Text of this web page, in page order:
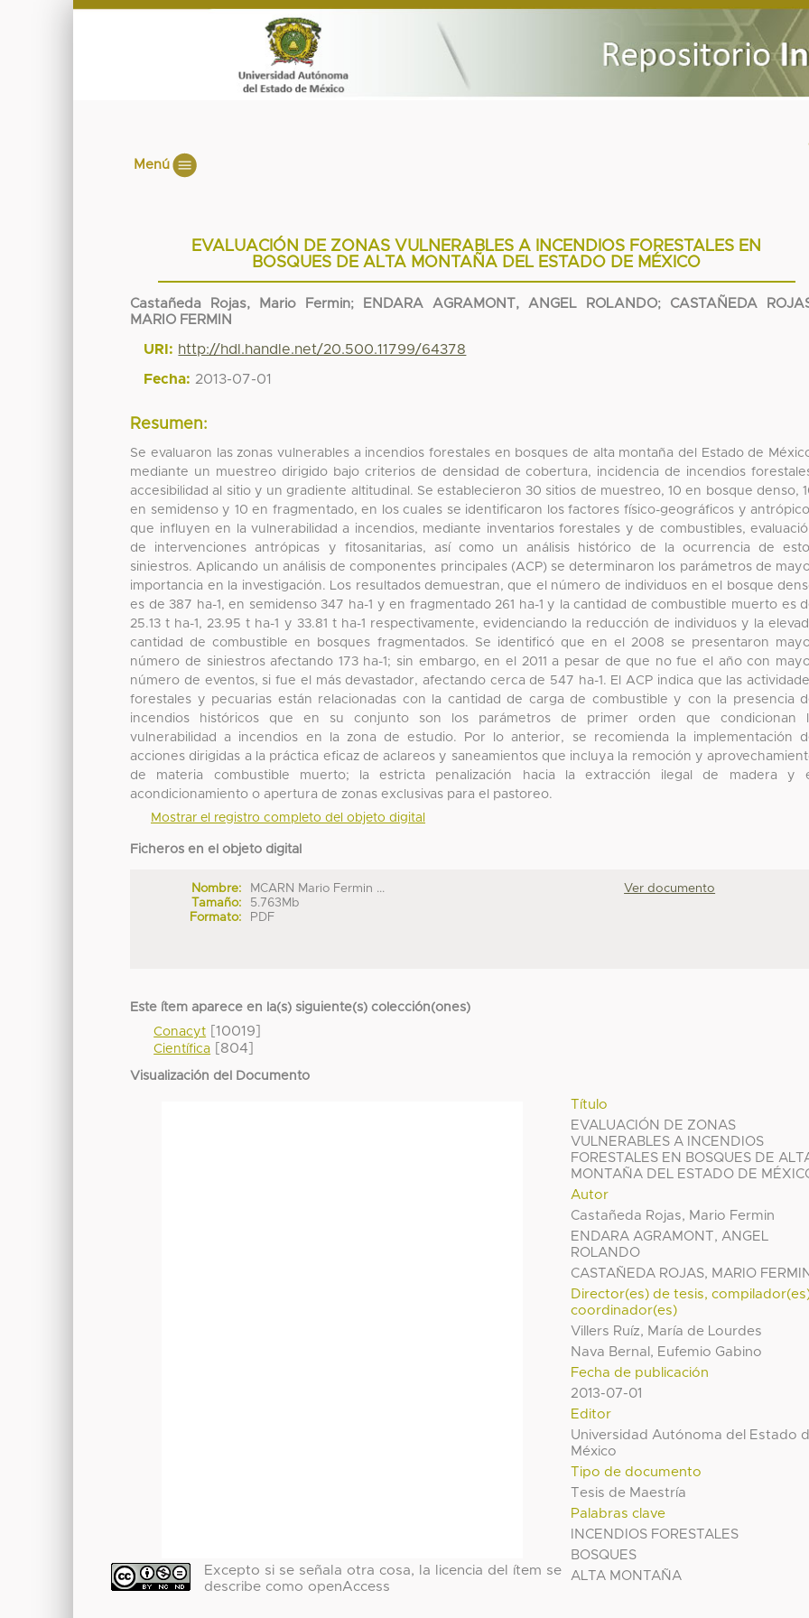
Menú
EVALUACIÓN DE ZONAS VULNERABLES A INCENDIOS FORESTALES EN
BOSQUES DE ALTA MONTAÑA DEL ESTADO DE MÉXICO
Castañeda Rojas, Mario Fermin; ENDARA AGRAMONT, ANGEL ROLANDO; CASTAÑEDA
MARIO FERMIN
URI: http://hdl.handle.net/20.500.11799/64378
Fecha: 2013-07-01
Resumen:
Se evaluaron las zonas vulnerables a incendios forestales en bosques de alta montaña del Estado de
mediante un muestreo dirigido bajo criterios de densidad de cobertura, incidencia de incendios
accesibilidad al sitio y un gradiente altitudinal. Se establecieron 30 sitios de muestreo, 10 en bosque denso,
en semidenso y 10 en fragmentado, en los cuales se identificaron los factores físico-geográficos y
que influyen en la vulnerabilidad a incendios, mediante inventarios forestales y de combustibles,
de intervenciones antrópicas y fitosanitarias, así como un análisis histórico de la ocurrencia de
siniestros. Aplicando un análisis de componentes principales (ACP) se determinaron los parámetros de
importancia en la investigación. Los resultados demuestran, que el número de individuos en el bosque
es de 387 ha-1, en semidenso 347 ha-1 y en fragmentado 261 ha-1 y la cantidad de combustible muerto es
25.13 t ha-1, 23.95 t ha-1 y 33.81 t ha-1 respectivamente, evidenciando la reducción de individuos y la
cantidad de combustible en bosques fragmentados. Se identificó que en el 2008 se presentaron
número de siniestros afectando 173 ha-1; sin embargo, en el 2011 a pesar de que no fue el año con
número de eventos, si fue el más devastador, afectando cerca de 547 ha-1. El ACP indica que las
forestales y pecuarias están relacionadas con la cantidad de carga de combustible y con la presencia
incendios históricos que en su conjunto son los parámetros de primer orden que condicionan
vulnerabilidad a incendios en la zona de estudio. Por lo anterior, se recomienda la implementación
acciones dirigidas a la práctica eficaz de aclareos y saneamientos que incluya la remoción y
de materia combustible muerto; la estricta penalización hacia la extracción ilegal de madera y
acondicionamiento o apertura de zonas exclusivas para el pastoreo.
Mostrar el registro completo del objeto digital
Ficheros en el objeto digital
Nombre:
MCARN Mario Fermin ...
Tamaño:
5.763Mb
Formato:
PDF
Ver documento
Este ítem aparece en la(s) siguiente(s) colección(ones)
Conacyt [10019]
Científica [804]
Visualización del Documento
Título
EVALUACIÓN DE ZONAS
VULNERABLES A INCENDIOS
FORESTALES EN BOSQUES DE
MONTAÑA DEL ESTADO DE
Autor
Castañeda Rojas, Mario Fermin
ENDARA AGRAMONT, ANGEL
ROLANDO
CASTAÑEDA ROJAS, MARIO
Director(es) de tesis,
coordinador(es)
Villers Ruíz, María de Lourdes
Nava Bernal, Eufemio Gabino
Fecha de publicación
2013-07-01
Editor
Universidad Autónoma del Estado
México
Tipo de documento
Tesis de Maestría
Palabras clave
INCENDIOS FORESTALES
BOSQUES
ALTA MONTAÑA
Excepto si se señala otra cosa, la licencia del ítem se
describe como openAccess